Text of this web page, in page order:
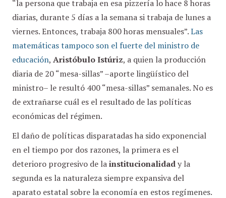
“la persona que trabaja en esa pizzería lo hace 8 horas
diarias, durante 5 días a la semana si trabaja de lunes a
viernes. Entonces, trabaja 800 horas mensuales”.Las
matemáticas tampoco son el fuerte del ministro de
educación, Aristóbulo Istúriz, a quien la producción
diaria de 20 “mesa-sillas” –aporte lingüístico del
ministro– le resultó 400 “mesa-sillas” semanales. No es
de extrañarse cuál es el resultado de las políticas
económicas del régimen.
El daño de políticas disparatadas ha sido exponencial
en el tiempo por dos razones, la primera es el
deterioro progresivo de lainstitucionalidady la
segunda es la naturaleza siempre expansiva del
aparato estatal sobre la economía en estos regímenes.